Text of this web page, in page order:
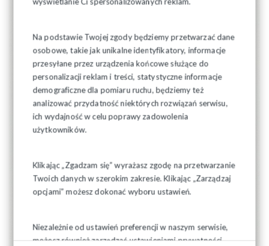
Na podstawie Twojej zgody będziemy przetwarzać dane
osobowe, takie jak unikalne identyfikatory, informacje
przesyłane przez urządzenia końcowe służące do
personalizacji reklam i treści, statystyczne informacje
demograficzne dla pomiaru ruchu, będziemy też
analizować przydatność niektórych rozwiązań serwisu,
ich wydajność w celu poprawy zadowolenia
użytkowników.
Klikając „Zgadzam się” wyrażasz zgodę na przetwarzanie
Twoich danych w szerokim zakresie. Klikając „Zarządzaj
opcjami” możesz dokonać wyboru ustawień.
Niezależnie od ustawień preferencji w naszym serwisie,
możesz również zarządzać ustawieniami prywatności